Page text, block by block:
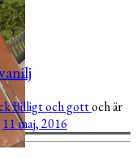
Billigt och gottoch är
11 maj, 2016